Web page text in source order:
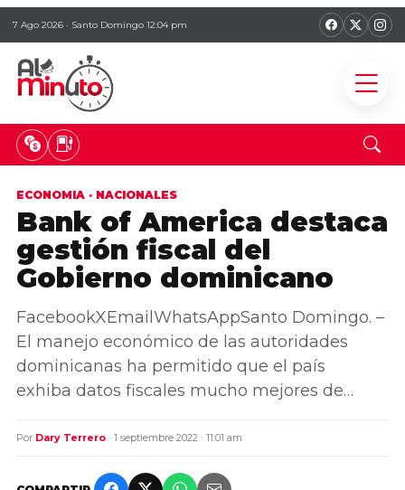
7 Ago 2026 · Santo Domingo 12:04 pm
ECONOMIA · NACIONALES
Bank of America destaca
gestión fiscal del
Gobierno dominicano
FacebookXEmailWhatsAppSanto Domingo. –
El manejo económico de las autoridades
dominicanas ha permitido que el país
exhiba datos fiscales mucho mejores de…
Por Dary Terrero · 1 septiembre 2022 · 11:01 am